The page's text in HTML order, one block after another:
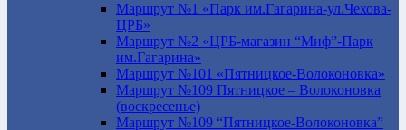
Маршрут №1 «Парк им.Гагарина-ул.Чехова-
ЦРБ»
Маршрут №2 «ЦРБ-магазин “Миф”-Парк
им.Гагарина»
Маршрут №101 «Пятницкое-Волоконовка»
Маршрут №109 Пятницкое – Волоконовка
(воскресенье)
Маршрут №109 “Пятницкое-Волоконовка”